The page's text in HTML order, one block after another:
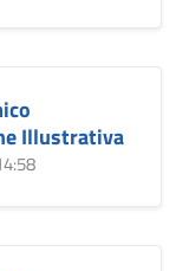
Illustrativa